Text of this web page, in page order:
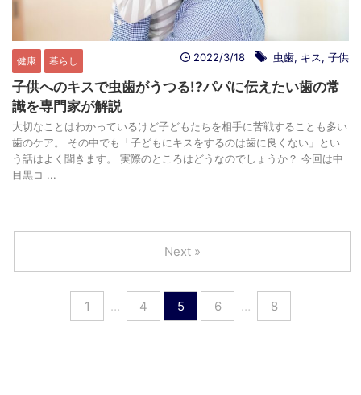
健康 暮らし 2022/3/18 虫歯, キス, 子供
子供へのキスで虫歯がうつる!?パパに伝えたい歯の常
識を専門家が解説
大切なことはわかっているけど子どもたちを相手に苦戦することも多い
歯のケア。 その中でも「子どもにキスをするのは歯に良くない」とい
う話はよく聞きます。 実際のところはどうなのでしょうか？ 今回は中
目黒コ ...
1 … 4 5 6 … 8
Next »